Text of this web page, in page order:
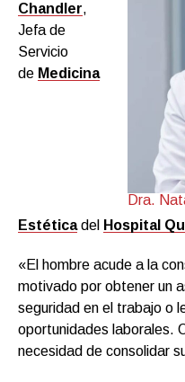
Dra.
Chandler,
Jefa de
Servicio
de Medicina
Estéticadel Hospital
«El hombre acude a la
motivado por obtener un
seguridad en el trabajo o
oportunidades laborales.
necesidad de consolidar